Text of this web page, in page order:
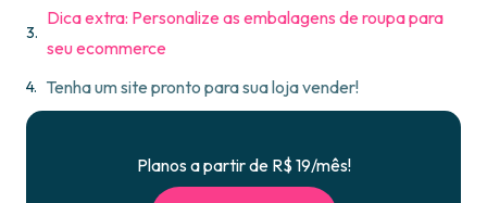
Dica extra: Personalize as embalagens de roupa para
seu ecommerce
Tenha um site pronto para sua loja vender!
Planos a partir de R$ 19/mês!